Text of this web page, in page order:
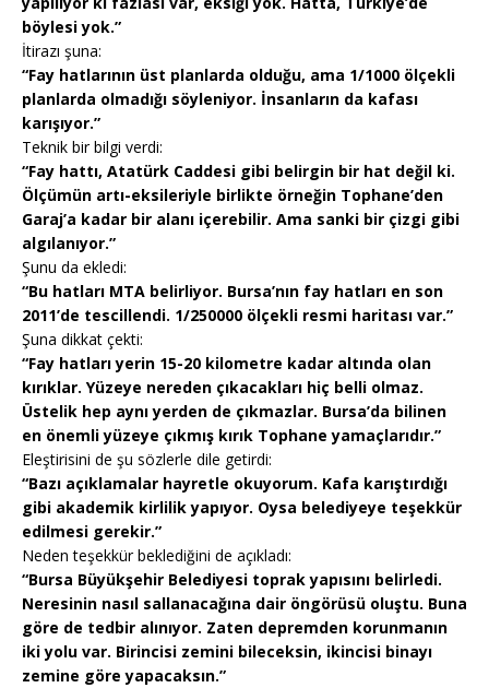
böylesi yok.”
İtirazı şuna:
“Fay hatlarının üst planlarda olduğu, ama 1/1000 ölçekli
planlarda olmadığı söyleniyor. İnsanların da kafası
karışıyor.”
Teknik bir bilgi verdi:
“Fay hattı, Atatürk Caddesi gibi belirgin bir hat değil ki.
Ölçümün artı-eksileriyle birlikte örneğin Tophane’den
Garaj’a kadar bir alanı içerebilir. Ama sanki bir çizgi gibi
algılanıyor.”
Şunu da ekledi:
“Bu hatları MTA belirliyor. Bursa’nın fay hatları en son
2011’de tescillendi. 1/250000 ölçekli resmi haritası var.”
Şuna dikkat çekti:
“Fay hatları yerin 15-20 kilometre kadar altında olan
kırıklar. Yüzeye nereden çıkacakları hiç belli olmaz.
Üstelik hep aynı yerden de çıkmazlar. Bursa’da bilinen
en önemli yüzeye çıkmış kırık Tophane yamaçlarıdır.”
Eleştirisini de şu sözlerle dile getirdi:
“Bazı açıklamalar hayretle okuyorum. Kafa karıştırdığı
gibi akademik kirlilik yapıyor. Oysa belediyeye teşekkür
edilmesi gerekir.”
Neden teşekkür beklediğini de açıkladı:
“Bursa Büyükşehir Belediyesi toprak yapısını belirledi.
Neresinin nasıl sallanacağına dair öngörüsü oluştu. Buna
göre de tedbir alınıyor. Zaten depremden korunmanın
iki yolu var. Birincisi zemini bileceksin, ikincisi binayı
zemine göre yapacaksın.”